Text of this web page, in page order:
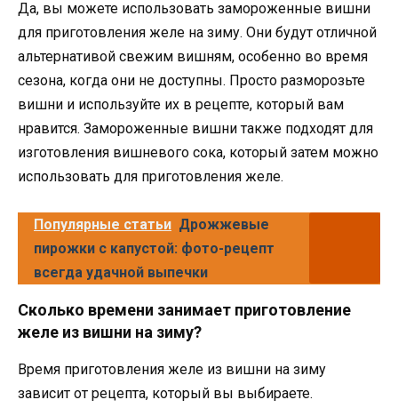
Да, вы можете использовать замороженные вишни
для приготовления желе на зиму. Они будут отличной
альтернативой свежим вишням, особенно во время
сезона, когда они не доступны. Просто разморозьте
вишни и используйте их в рецепте, который вам
нравится. Замороженные вишни также подходят для
изготовления вишневого сока, который затем можно
использовать для приготовления желе.
Популярные статьи Дрожжевые
пирожки с капустой: фото-рецепт
всегда удачной выпечки
Сколько времени занимает приготовление
желе из вишни на зиму?
Время приготовления желе из вишни на зиму
зависит от рецепта, который вы выбираете.